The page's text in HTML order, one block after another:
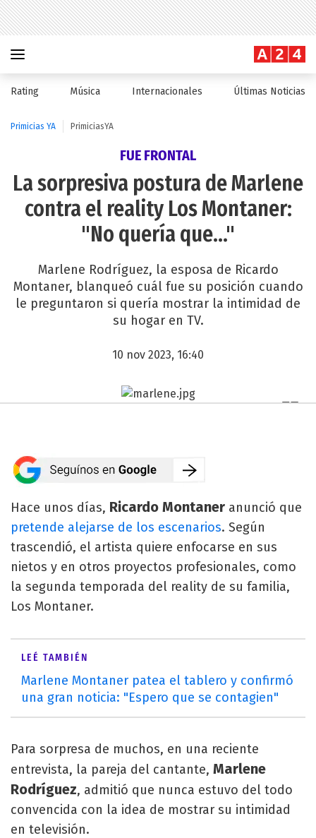
Rating Música Internacionales Últimas Noticias
Primicias YA PrimiciasYA
FUE FRONTAL
La sorpresiva postura de Marlene
contra el reality Los Montaner:
"No quería que..."
Marlene Rodríguez, la esposa de Ricardo
Montaner, blanqueó cuál fue su posición cuando
le preguntaron si quería mostrar la intimidad de
su hogar en TV.
10 nov 2023, 16:40
Hace unos días, Ricardo Montaner anunció que
pretende alejarse de los escenarios. Según
trascendió, el artista quiere enfocarse en sus
nietos y en otros proyectos profesionales, como
la segunda temporada del reality de su familia,
Los Montaner.
LEÉ TAMBIÉN
Marlene Montaner patea el tablero y confirmó
una gran noticia: "Espero que se contagien"
Para sorpresa de muchos, en una reciente
entrevista, la pareja del cantante, Marlene
Rodríguez, admitió que nunca estuvo del todo
convencida con la idea de mostrar su intimidad
en televisión.